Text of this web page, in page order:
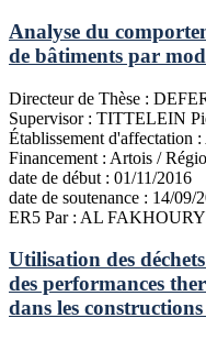
Analyse du
de bâtiments par
Directeur de Thèse :
Supervisor : TITTELEIN
Établissement d'affectation :
Financement : Artois /
date de début : 01/11/2016
date de soutenance : 14/09/
ER5 Par : AL FAKHOURY
Utilisation des
des performances
dans les